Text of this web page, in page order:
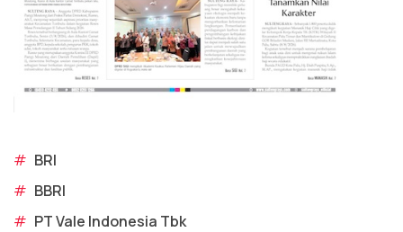
# BRI
# BBRI
# PT Vale Indonesia Tbk